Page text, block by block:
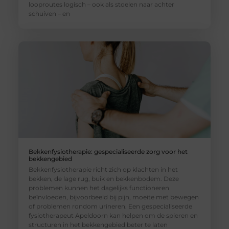
looproutes logisch – ook als stoelen naar achter
schuiven – en
Bekkenfysiotherapie: gespecialiseerde zorg voor het
bekkengebied
Bekkenfysiotherapie richt zich op klachten in het
bekken, de lage rug, buik en bekkenbodem. Deze
problemen kunnen het dagelijks functioneren
beïnvloeden, bijvoorbeeld bij pijn, moeite met bewegen
of problemen rondom urineren. Een gespecialiseerde
fysiotherapeut Apeldoorn kan helpen om de spieren en
structuren in het bekkengebied beter te laten